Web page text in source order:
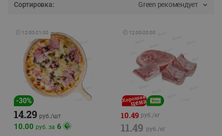
Сортировка: Green рекомендует
🕘 12:00-21:00
-30%
14.29 руб./шт
10.00 руб. за 6
🕘 12:00-20:00
10.49 руб./кг
11.49 руб./кг